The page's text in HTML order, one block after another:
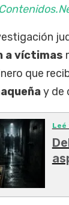
a víctimas
que
y de
Leé